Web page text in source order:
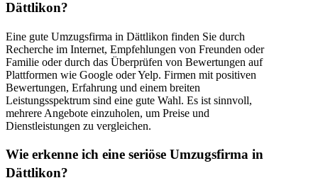
Dättlikon?
Eine gute Umzugsfirma in Dättlikon finden Sie durch
Recherche im Internet, Empfehlungen von Freunden oder
Familie oder durch das Überprüfen von Bewertungen auf
Plattformen wie Google oder Yelp. Firmen mit positiven
Bewertungen, Erfahrung und einem breiten
Leistungsspektrum sind eine gute Wahl. Es ist sinnvoll,
mehrere Angebote einzuholen, um Preise und
Dienstleistungen zu vergleichen.
Wie erkenne ich eine seriöse Umzugsfirma in
Dättlikon?